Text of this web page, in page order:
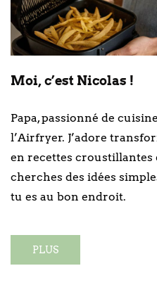
Moi, c’est Nicolas !
Papa, passionné de
l’Airfryer. J’adore
en recettes croustillantes
cherches des idées
tu es au bon endroit.
PLUS